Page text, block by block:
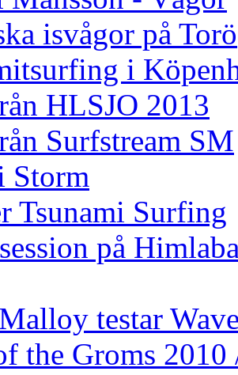
isvågor på Torö
i
HLSJO 2013
Surfstream SM
Storm
Tsunami Surfing
på
testar
the Groms